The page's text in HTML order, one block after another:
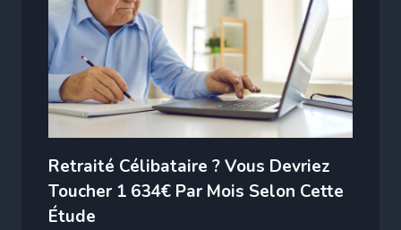
Retraité Célibataire ? Vous Devriez
Toucher 1 634€ Par Mois Selon Cette
Étude